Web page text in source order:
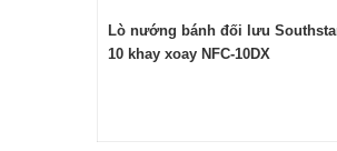
Lò nướng bánh đối lưu
10 khay xoay NFC-10DX